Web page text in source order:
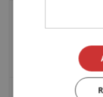
Siguiente publicación